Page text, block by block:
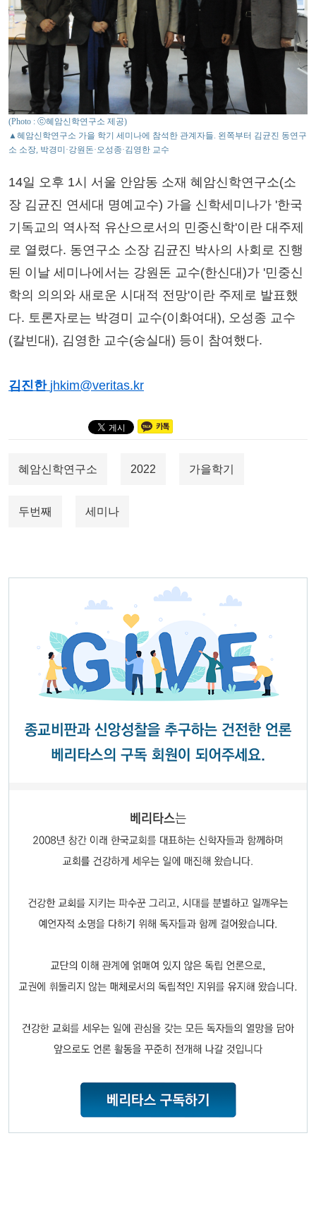
(Photo : ⓒ혜암신학연구소 제공)
▲혜암신학연구소 가을 학기 세미나에 참석한 관계자들. 왼쪽부터 김균진 동연구
소 소장, 박경미·강원돈·오성종·김영한 교수
14일 오후 1시 서울 안암동 소재 혜암신학연구소(소
장 김균진 연세대 명예교수) 가을 신학세미나가 '한국
기독교의 역사적 유산으로서의 민중신학'이란 대주제
로 열렸다. 동연구소 소장 김균진 박사의 사회로 진행
된 이날 세미나에서는 강원돈 교수(한신대)가 '민중신
학의 의의와 새로운 시대적 전망'이란 주제로 발표했
다. 토론자로는 박경미 교수(이화여대), 오성종 교수
(칼빈대), 김영한 교수(숭실대) 등이 참여했다.
김진한 jhkim@veritas.kr
혜암신학연구소 2022 가을학기
두번째 세미나